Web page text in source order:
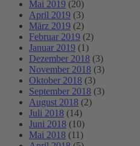
Mai 2019 (20)
April 2019 (3)
März 2019 (2)
Februar 2019 (2)
Januar 2019 (1)
Dezember 2018 (3)
November 2018 (3)
Oktober 2018 (3)
September 2018 (3)
August 2018 (2)
Juli 2018 (14)
Juni 2018 (10)
Mai 2018 (11)